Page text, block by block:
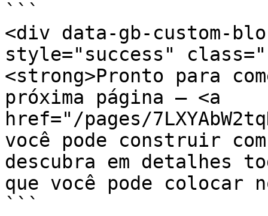
```
<div data-gb-custom-
style="success"
<strong>Pronto para
próxima página — <a
href="/pages/
você pode construir
descubra em detalhes
que você pode colocar
```